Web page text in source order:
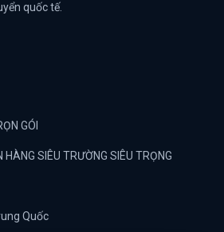
quốc tế.
GÓI
HÀNG SIÊU TRƯỜNG SIÊU TRỌNG
Quốc